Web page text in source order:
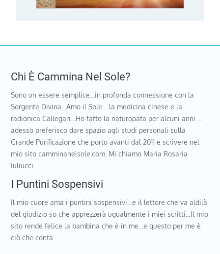
Chi È Cammina Nel Sole?
Sono un essere semplice…in profonda connessione con la
Sorgente Divina…Amo il Sole …la medicina cinese e la
radionica Callegari…Ho fatto la naturopata per alcuni anni …
adesso preferisco dare spazio agli studi personali sulla
Grande Purificazione che porto avanti dal 2011 e scrivere nel
mio sito camminanelsole.com. Mi chiamo Maria Rosaria
Iuliucci
I Puntini Sospensivi
Il mio cuore ama i puntini sospensivi…e il lettore che va aldilà
del giudizio so che apprezzerà ugualmente i miei scritti…Il mio
sito rende felice la bambina che è in me…e questo per me è
ciò che conta…